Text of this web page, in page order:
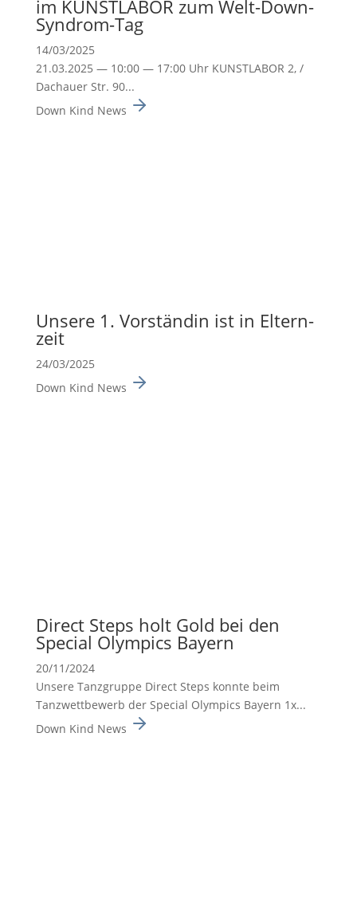
im KUNSTLABOR zum Welt-Down-
Syndrom-Tag
14/03/2025
21.03.2025 — 10:00 — 17:00 Uhr KUNSTLABOR 2, /
Dachauer Str. 90...
Down Kind News
Unsere 1. Vorständin ist in Eltern­
zeit
24/03/2025
Down Kind News
Direct Steps holt Gold bei den
Special Olympics Bayern
20/11/2024
Unsere Tanzgruppe Direct Steps konnte beim
Tanzwett­be­werb der Special Olympics Bayern 1x...
Down Kind News